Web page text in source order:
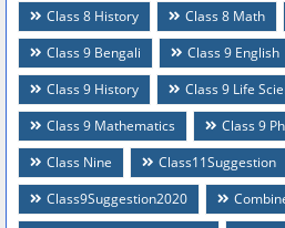
Class 8 History
Class 8 Math
Class 9 Bengali
Class 9 English
Class 9 History
Class 9 Life
Class 9 Mathematics
Class 9
Class Nine
Class11Suggestion
Class9Suggestion2020